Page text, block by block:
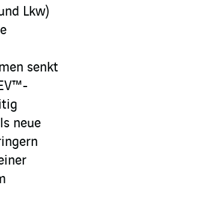
Lkw)
senkt
neue